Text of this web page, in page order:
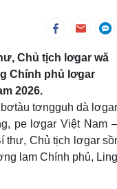
Chủ tịch lơgar wă
Chính phủ lơgar
2026.
tơngguh dà lơgar
pe lơgar Việt Nam –
thư, Chủ tịch lơgar sồr
lam Chính phủ, Ling